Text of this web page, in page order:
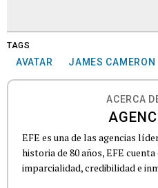
TAGS
AVATAR JAMES CAMERON
ACERCA
EFE es una de las agencias
historia de 80 años, EFE
imparcialidad, credibilidad e